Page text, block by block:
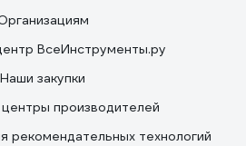
ВсеИнструменты.ру
Наши закупки
производителей
рекомендательных технологий